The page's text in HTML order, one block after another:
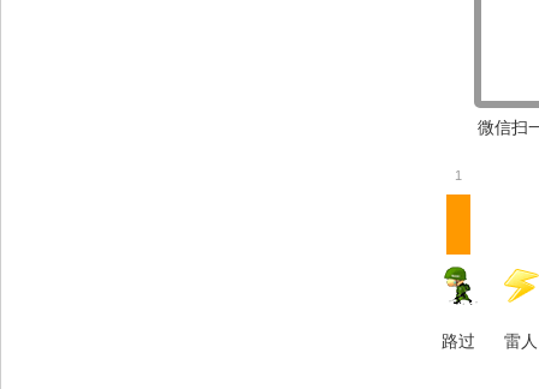
微信扫
1
路过 雷人